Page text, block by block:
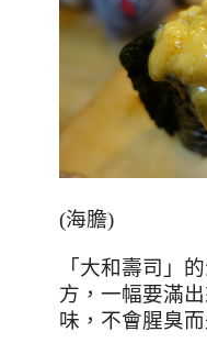
(海膽)
「大和壽司」
方，一幅要滿
味，不會腥臭